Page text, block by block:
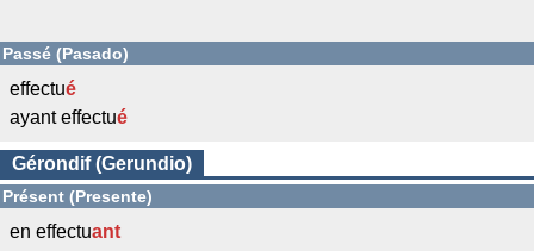
Passé (Pasado)
effectué
ayant effectué
Gérondif (Gerundio)
Présent (Presente)
en effectuant